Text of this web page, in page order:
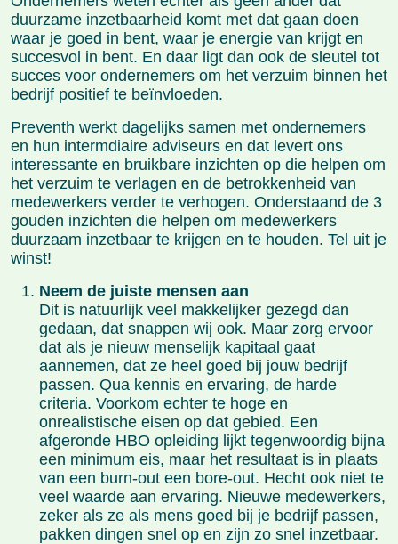
duurzame inzetbaarheid komt met dat gaan doen
waar je goed in bent, waar je energie van krijgt en
succesvol in bent. En daar ligt dan ook de sleutel tot
succes voor ondernemers om het verzuim binnen het
bedrijf positief te beïnvloeden.
Preventh werkt dagelijks samen met ondernemers
en hun intermdiaire adviseurs en dat levert ons
interessante en bruikbare inzichten op die helpen om
het verzuim te verlagen en de betrokkenheid van
medewerkers verder te verhogen. Onderstaand de 3
gouden inzichten die helpen om medewerkers
duurzaam inzetbaar te krijgen en te houden. Tel uit je
winst!
Neem de juiste mensen aan
Dit is natuurlijk veel makkelijker gezegd dan
gedaan, dat snappen wij ook. Maar zorg ervoor
dat als je nieuw menselijk kapitaal gaat
aannemen, dat ze heel goed bij jouw bedrijf
passen. Qua kennis en ervaring, de harde
criteria. Voorkom echter te hoge en
onrealistische eisen op dat gebied. Een
afgeronde HBO opleiding lijkt tegenwoordig bijna
een minimum eis, maar het resultaat is in plaats
van een burn-out een bore-out. Hecht ook niet te
veel waarde aan ervaring. Nieuwe medewerkers,
zeker als ze als mens goed bij je bedrijf passen,
pakken dingen snel op en zijn zo snel inzetbaar.